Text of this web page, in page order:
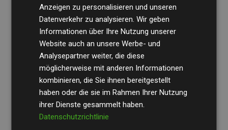
Die Wirtschaftsprüfungsgesellschaft BDOüberprüft
regelmäßig unsere Berechnungen und Methodik, um
Transparenz und Verlässlichkeit sicherzustellen.
Ihre Prüfungen belegen, dass unsere Investitionen in
Klimaschutzprojekte im Durchschnitt200 % der
geschätzten CO₂-Emissionender teilnehmenden
Websites kompensieren – ein klarer Nachweis für die
Anzeigen zu personalisieren und unseren
Datenverkehr zu analysieren. Wir geben
Informationen über Ihre Nutzung unserer
Website auch an unsere Werbe- und
Analysepartner weiter, die diese
möglicherweise mit anderen Informationen
kombinieren, die Sie ihnen bereitgestellt
haben oder die sie im Rahmen Ihrer Nutzung
ihrer Dienste gesammelt haben.
Datenschutzrichtlinie